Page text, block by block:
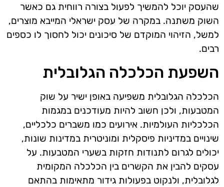
שהעסק יוכל להמשיך לפעול בצורה רווחית גם כאשר
השוק משתנה. במקרה של עסק ישראלי המייבא מוצרים,
למשל, הזיהוי המוקדם של סיכונים יכול לחסוך לו כספים
רבים.
השפעת הכלכלה הגלובלית
הכלכלה הגלובלית משפיעה באופן ישיר על שוק
המטבעות, ולכן חשוב להיות מעודכנים במגמות
הכלכליות העולמיות. אירועים כמו משברים כלכליים,
שינויים במדיניות פיסקלית ומוניטרית במדינות שונות,
יכולים לגרום לתנודות חזקות בשערי המטבעות. על
עסקים להבין את הקשרים בין הכלכלה המקומית
לגלובלית, ולנקוט בפעולות גידור מתאימות בהתאם